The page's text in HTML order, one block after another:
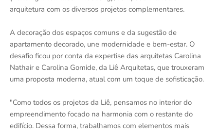
arquitetura com os diversos projetos complementares.
A decoração dos espaços comuns e da sugestão de
apartamento decorado, une modernidade e bem-estar. O
desafio ficou por conta da expertise das arquitetas Carolina
Nathair e Carolina Gomide, da Liê Arquitetas, que trouxeram
uma proposta moderna, atual com um toque de sofisticação.
"Como todos os projetos da Liê, pensamos no interior do
empreendimento focado na harmonia com o restante do
edifício. Dessa forma, trabalhamos com elementos mais